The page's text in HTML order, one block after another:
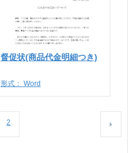
督促状(商品代金明細つき)
形式： Word
2